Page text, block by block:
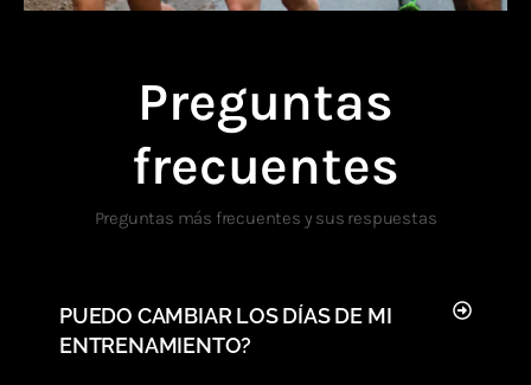
Preguntas
frecuentes
Preguntas más frecuentes y sus respuestas
PUEDO CAMBIAR LOS DÍAS DE MI
ENTRENAMIENTO?